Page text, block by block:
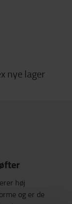
nye lager
høj
og er de